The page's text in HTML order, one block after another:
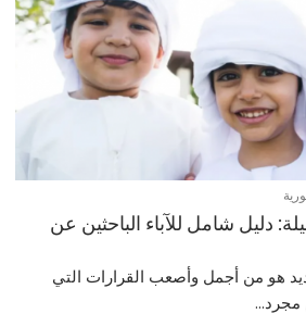
دليل شامل للآباء الباحثين عن
هو من أجمل وأصعب القرارات التي
مجرد...